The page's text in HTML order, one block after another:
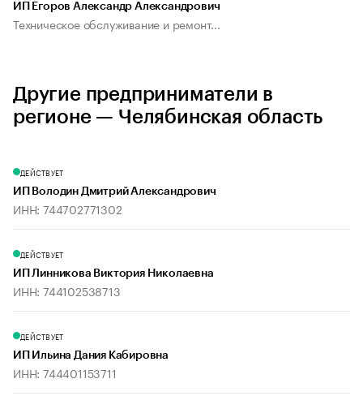
ИП Егоров Александр Александрович
Техническое обслуживание и ремонт...
Другие предприниматели в
регионе — Челябинская область
ДЕЙСТВУЕТ
ИП Володин Дмитрий Александрович
ИНН: 744702771302
ДЕЙСТВУЕТ
ИП Линникова Виктория Николаевна
ИНН: 744102538713
ДЕЙСТВУЕТ
ИП Ильина Дания Кабировна
ИНН: 744401153711